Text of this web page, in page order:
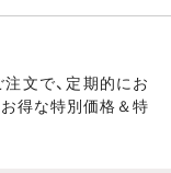
文で、定期的にお
得な特別価格＆特